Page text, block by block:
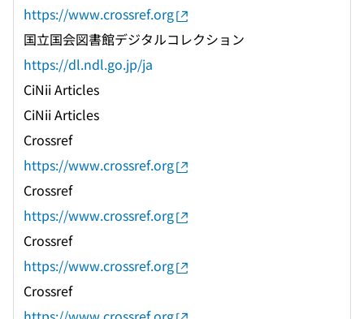
https://www.crossref.org
国立国会図書館デジタルコレクション
https://dl.ndl.go.jp/ja
CiNii Articles
CiNii Articles
Crossref
https://www.crossref.org
Crossref
https://www.crossref.org
Crossref
https://www.crossref.org
Crossref